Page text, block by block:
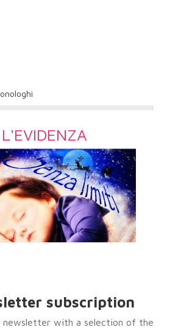
L'EVIDENZA
subscription
newsletter with a selection of the